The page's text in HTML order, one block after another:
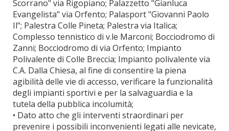
Scorrano" via Rigopiano; Palazzetto "Gianluca
Evangelista" via Orfento; Palasport "Giovanni Paolo
Il"; Palestra Colle Pineta; Palestra via Italica;
Complesso tennistico di v.le Marconi; Bocciodromo di
Zanni; Bocciodromo di via Orfento; Impianto
Polivalente di Colle Breccia; Impianto polivalente via
C.A. Dalla Chiesa, al fine di consentire la piena
agibilità delle vie di accesso, verificare la funzionalità
degli impianti sportivi e per la salvaguardia e la
tutela della pubblica incolumità;
• Dato atto che gli interventi straordinari per
prevenire i possibili inconvenienti legati alle nevicate,